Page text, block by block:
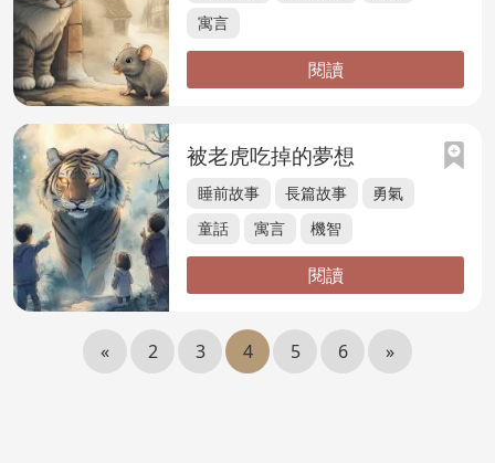
寓言
閱讀
被老虎吃掉的夢想
睡前故事 長篇故事
勇氣
童話
寓言 機智
閱讀
« 2 3 4 5 6 »